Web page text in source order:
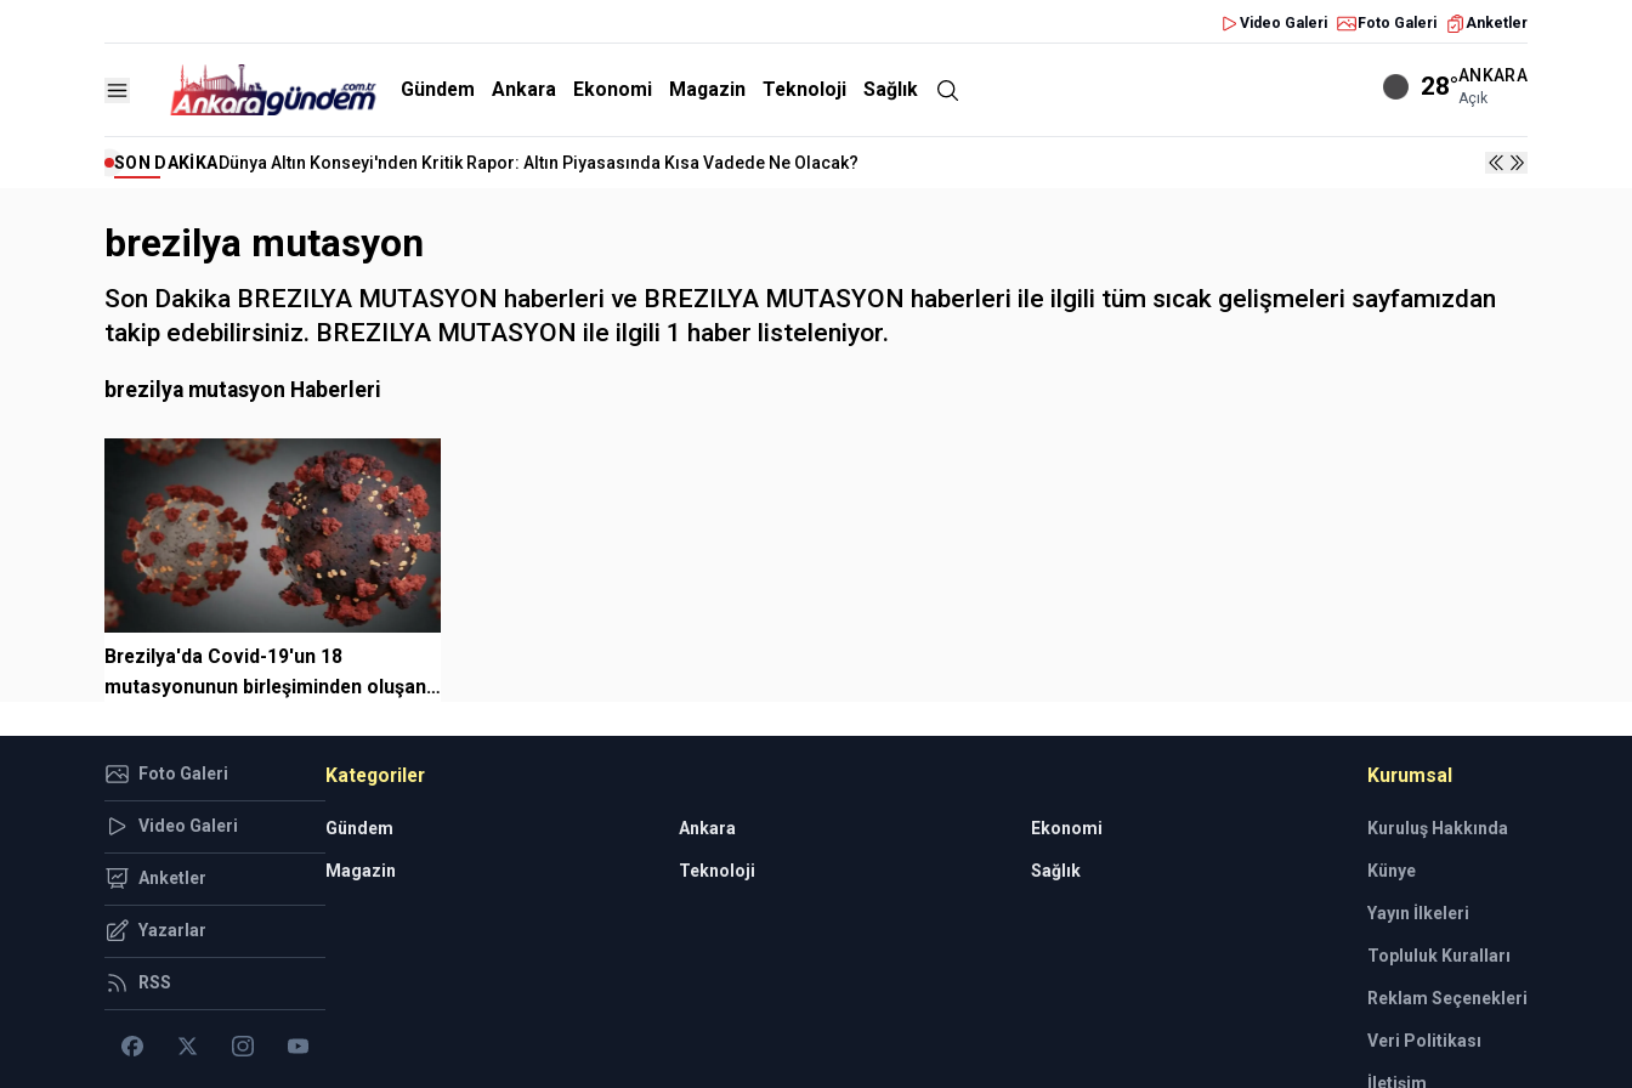
Video Galeri Foto Galeri Anketler
Gündem Ankara Ekonomi Magazin Teknoloji Sağlık 28°ANKARA
Açık
SON DAKIKADünya Altın Konseyi'nden Kritik Rapor: Altın Piyasasında Kısa Vadede Ne Olacak?
brezilya mutasyon
Son Dakika BREZILYA MUTASYON haberleri ve BREZILYA MUTASYON haberleri ile ilgili tüm sıcak gelişmeleri sayfamızdan
takip edebilirsiniz. BREZILYA MUTASYON ile ilgili 1 haber listeleniyor.
brezilya mutasyon Haberleri
Brezilya'da Covid-19'un 18
mutasyonunun birleşiminden oluşan
Foto Galeri
Video Galeri
Anketler
Yazarlar
RSS
Kategoriler
Gündem Ankara Ekonomi
Magazin Teknoloji Sağlık
Kurumsal
Kuruluş Hakkında
Künye
Yayın İlkeleri
Topluluk Kuralları
Reklam Seçenekleri
Veri Politikası
İletişim